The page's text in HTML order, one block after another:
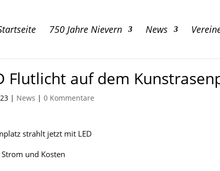
750 Jahre Nievern News
Flutlicht auf dem
| News | 0 Kommentare
platz strahlt jetztmit LED
und Kosten